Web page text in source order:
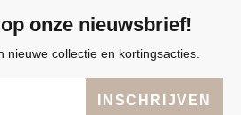
onze nieuwsbrief!
nieuwe collectie en kortingsacties.
INSCHRIJVEN